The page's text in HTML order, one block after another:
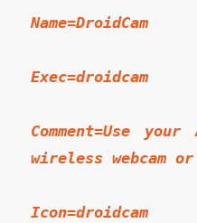
Name=DroidCam
Exec=droidcam
Comment=Use
wireless webcam
Icon=droidcam